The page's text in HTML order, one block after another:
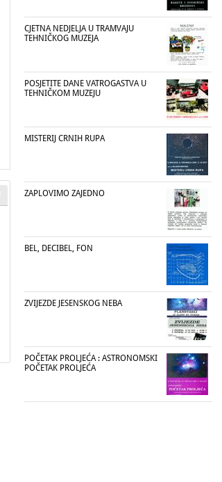
CJETNA NEDJELJA U TRAMVAJU
TEHNIČKOG MUZEJA
POSJETITE DANE VATROGASTVA U
TEHNIČKOM MUZEJU
MISTERIJ CRNIH RUPA
ZAPLOVIMO ZAJEDNO
BEL, DECIBEL, FON
ZVIJEZDE JESENSKOG NEBA
POČETAK PROLJEĆA : ASTRONOMSKI
POČETAK PROLJEĆA